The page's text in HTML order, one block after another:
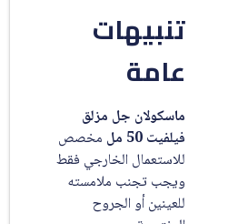
تنبيهات
عامة
ماسكولان جل مزلق
مخصص
للاستعمال الخارجي فقط
ويجب تجنب ملامسته
للعينين أو الجروح